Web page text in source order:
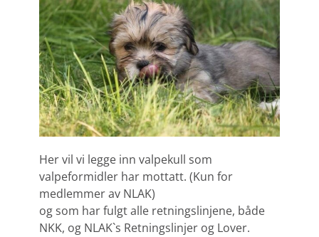
Her vil vi legge inn valpekull som
valpeformidler har mottatt. (Kun for
medlemmer av NLAK)
og som har fulgt alle retningslinjene, både
NKK, og NLAK`s Retningslinjer og Lover.